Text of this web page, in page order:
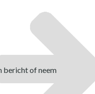
bericht of neem